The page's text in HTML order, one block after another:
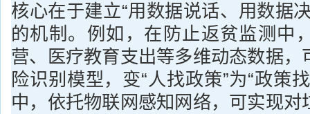
核心在于建立“用数据说话、用数据
的机制。例如，在防止返贫监测中
营、医疗教育支出等多维动态数据，
险识别模型，变“人找政策”为“政策
中，依托物联网感知网络，可实现对